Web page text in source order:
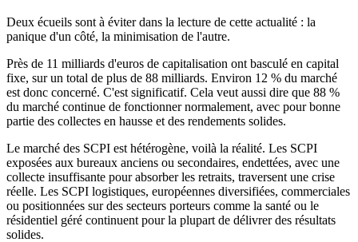
Deux écueils sont à éviter dans la lecture de cette actualité : la
panique d'un côté, la minimisation de l'autre.
Près de 11 milliards d'euros de capitalisation ont basculé en capital
fixe, sur un total de plus de 88 milliards. Environ 12 % du marché
est donc concerné. C'est significatif. Cela veut aussi dire que 88 %
du marché continue de fonctionner normalement, avec pour bonne
partie des collectes en hausse et des rendements solides.
Le marché des SCPI est hétérogène, voilà la réalité. Les SCPI
exposées aux bureaux anciens ou secondaires, endettées, avec une
collecte insuffisante pour absorber les retraits, traversent une crise
réelle. Les SCPI logistiques, européennes diversifiées, commerciales
ou positionnées sur des secteurs porteurs comme la santé ou le
résidentiel géré continuent pour la plupart de délivrer des résultats
solides.